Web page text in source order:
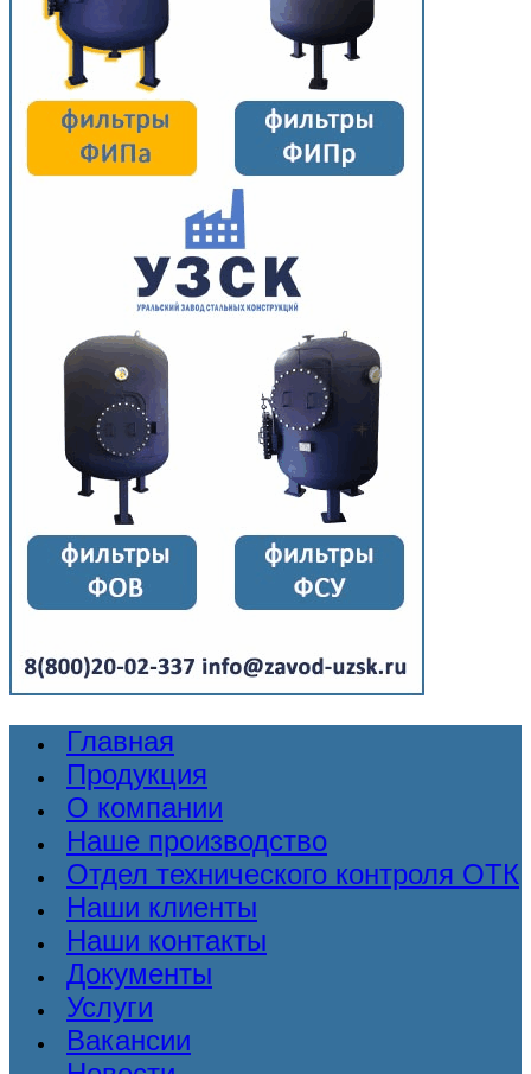
Главная
Продукция
О компании
Наше производство
Отдел технического контроля ОТК
Наши клиенты
Наши контакты
Документы
Услуги
Вакансии